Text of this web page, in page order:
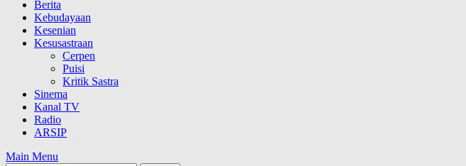
Berita
Kebudayaan
Kesenian
Kesusastraan
Cerpen
Puisi
Kritik Sastra
Sinema
Kanal TV
Radio
ARSIP
Main Menu